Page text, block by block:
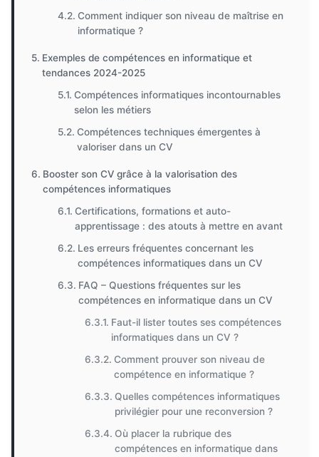
Comment indiquer son niveau de maîtrise en
informatique ?
Exemples de compétences en informatique et
tendances 2024-2025
Compétences informatiques incontournables
selon les métiers
Compétences techniques émergentes à
valoriser dans un CV
Booster son CV grâce à la valorisation des
compétences informatiques
Certifications, formations et auto-
apprentissage : des atouts à mettre en avant
Les erreurs fréquentes concernant les
compétences informatiques dans un CV
FAQ – Questions fréquentes sur les
compétences en informatique dans un CV
Faut-il lister toutes ses compétences
informatiques dans un CV ?
Comment prouver son niveau de
compétence en informatique ?
Quelles compétences informatiques
privilégier pour une reconversion ?
Où placer la rubrique des
compétences en informatique dans